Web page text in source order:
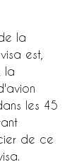
la
est,
la
les 45
de ce